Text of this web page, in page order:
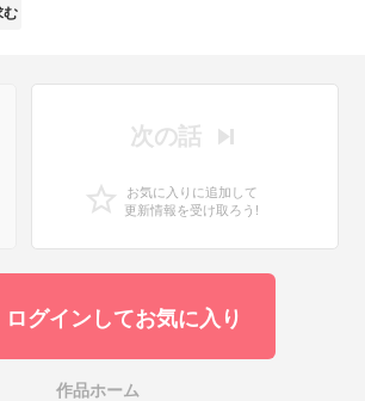
む
次の話
お気に入りに追加して
更新情報を受け取ろう!
ログインしてお気に入り
作品ホーム